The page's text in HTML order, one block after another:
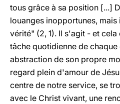
tous grâce à sa position [...]
louanges inopportunes,
vérité" (2, 1). Il s'agit - et cela
tâche quotidienne de
abstraction de son propre
regard plein d'amour de
centre de notre service, se
avec le Christ vivant, une